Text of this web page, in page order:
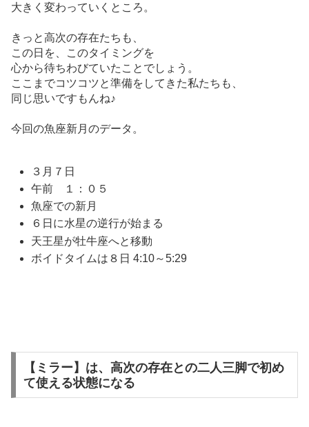
大きく変わっていくところ。
きっと高次の存在たちも、
この日を、このタイミングを
心から待ちわびていたことでしょう。
ここまでコツコツと準備をしてきた私たちも、
同じ思いですもんね♪
今回の魚座新月のデータ。
３月７日
午前 １：０５
魚座での新月
６日に水星の逆行が始まる
天王星が牡牛座へと移動
ボイドタイムは８日 4:10～5:29
【ミラー】は、高次の存在との二人三脚で初め
て使える状態になる